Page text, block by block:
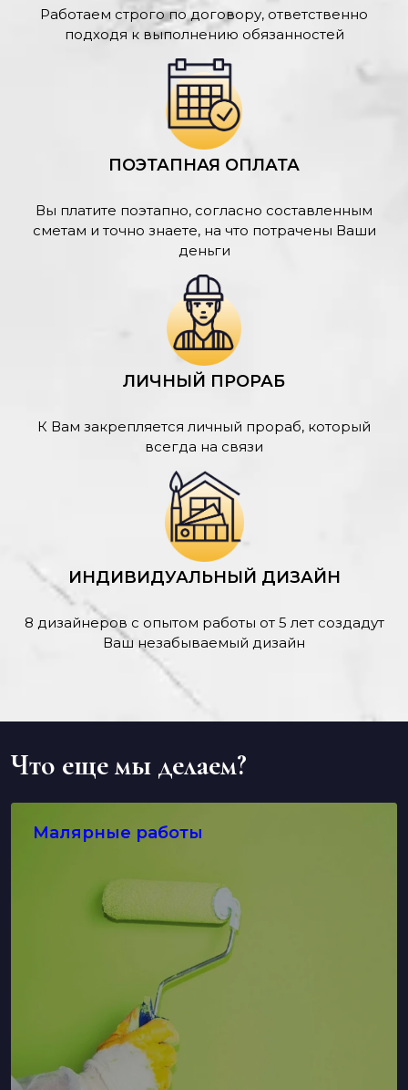
Работаем строго по договору, ответственно
подходя к выполнению обязанностей
ПОЭТАПНАЯ ОПЛАТА
Вы платите поэтапно, согласно составленным
сметам и точно знаете, на что потрачены Ваши
деньги
ЛИЧНЫЙ ПРОРАБ
К Вам закрепляется личный прораб, который
всегда на связи
ИНДИВИДУАЛЬНЫЙ ДИЗАЙН
8 дизайнеров с опытом работы от 5 лет создадут
Ваш незабываемый дизайн
Что еще мы делаем?
Малярные работы